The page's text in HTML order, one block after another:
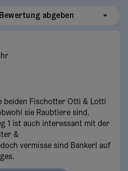
abgeben
beiden Fischotter Otti & Lotti
sie Raubtiere sind.
1 ist auch interessant mit der
&
vermisse sind Bankerl auf